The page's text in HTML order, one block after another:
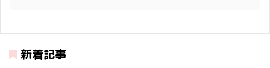
新着記事